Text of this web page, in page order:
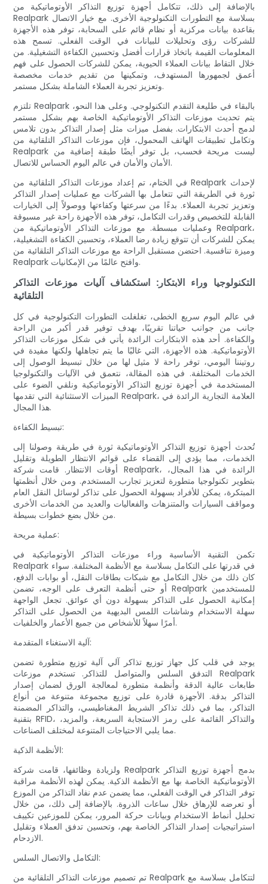
بالإضافة إلى ذلك، تتكامل أجهزة توزيع التذاكر الأوتوماتيكية من
Realpark بسلاسة مع التطورات التكنولوجية الأخرى. مع خيار الاتصال
بقاعدة بيانات مركزية أو نظام قائم على السحابة، توفر هذه الأجهزة
للشركات رؤى وتحليلات للبيانات في الوقت الفعلي. تسمح هذه
المعلومات القيمة باتخاذ قرارات أفضل وتحسين الكفاءة التشغيلية. من
خلال التقاط بيانات العملاء الحيوية، يمكن للشركات الحصول على فهم
أعمق لجمهورها المستهدف، وتمكينها من تقديم خدمات مخصصة
وتعزيز تجربة العملاء الشاملة بشكل مستمر.
تلتزم Realpark بالبقاء في طليعة التقدم التكنولوجي. وعلى هذا النحو،
يتم تحديث موزعات التذاكر الأوتوماتيكية الخاصة بهم بشكل مستمر
لدمج أحدث الابتكارات. بفضل ميزات مثل إصدار التذاكر بدون تلامس
وتكامل تطبيقات الهاتف المحمول، فإن موزعات التذاكر التلقائية من
Realpark ليست مريحة فحسب، بل توفر أيضًا طبقة إضافية من
الأمان والأمان في عالم اليوم الحساس للاتصال.
في الختام، تم إعداد موزعات التذاكر التلقائية من Realpark لإحداث
ثورة في الطريقة التي تتعامل بها الشركات مع عمليات إصدار التذاكر
وتعزيز تجربة العملاء. بدءًا من سرعتها وكفاءتها ووصولاً إلى الخيارات
القابلة للتخصيص وقدرات التكامل، توفر هذه الأجهزة راحة غير مسبوقة
وعمليات مبسطة. مع موزعات التذاكر الأوتوماتيكية من Realpark،
يمكن للشركات أن تتوقع زيادة رضا العملاء، وتحسين الكفاءة التشغيلية،
وميزة تنافسية. احتضن مستقبل الراحة مع موزعات التذاكر التلقائية من
Realpark وافتح عالمًا من الإمكانيات.
التكنولوجيا وراء الابتكار: استكشاف آليات موزعات التذاكر
التلقائية
في عالم اليوم سريع الخطى، تغلغلت التطورات التكنولوجية في كل
جانب من جوانب حياتنا تقريبًا، بهدف توفير قدر أكبر من الراحة
والكفاءة. أحد هذه الابتكارات الرائدة يأتي في شكل موزعات التذاكر
الأوتوماتيكية. هذه الأجهزة، التي غالبًا ما يتم تجاهلها ولكنها مفيدة في
روتيننا اليومي، توفر راحة لا مثيل لها من خلال تبسيط الوصول إلى
الخدمات المختلفة. في هذه المقالة، نتعمق في الآليات والتكنولوجيا
المستخدمة في أجهزة توزيع التذاكر الأوتوماتيكية ونلقي الضوء على
الميزات الاستثنائية التي تقدمها Realpark، العلامة التجارية الرائدة في
هذا المجال.
تبسيط الكفاءة:
تُحدث أجهزة توزيع التذاكر الأوتوماتيكية ثورة في طريقة وصولنا إلى
الخدمات، مما يؤدي إلى القضاء على قوائم الانتظار الطويلة وتقليل
أوقات الانتظار. قامت شركة Realpark، الرائدة في هذا المجال،
بتطوير تكنولوجيا متطورة لتعزيز تجارب المستخدم. ومن خلال أنظمتها
المبتكرة، يمكن للأفراد بسهولة الحصول على تذاكر لوسائل النقل العام
ومواقف السيارات والمتنزهات والفعاليات والعديد من الخدمات الأخرى
من خلال بضع خطوات بسيطة.
عملية مريحة:
تكمن التقنية الأساسية وراء موزعات التذاكر الأوتوماتيكية في
Realpark في قدرتها على التكامل بسلاسة مع الأنظمة المختلفة. سواء
كان ذلك من خلال التكامل مع شبكات بطاقات النقل، أو بوابات الدفع،
أو حتى أنظمة التعرف على الوجه، تضمن Realpark للمستخدمين
إمكانية الحصول على التذاكر بسهولة دون أي عوائق. تجعل الواجهة
سهلة الاستخدام وشاشات اللمس البديهية من الحصول على التذاكر
أمرًا سهلاً للأشخاص من جميع الأعمار والخلفيات.
آلية الاستغناء المتقدمة:
يوجد في قلب كل جهاز توزيع تذاكر آلي آلية توزيع متطورة تضمن
التدفق السلس والمتواصل للتذاكر. تستخدم موزعات Realpark
طابعات عالية الدقة وأنظمة متطورة لمعالجة الورق لضمان إصدار
التذاكر بدقة. الأجهزة قادرة على توزيع مجموعة متنوعة من أنواع
التذاكر، بما في ذلك تذاكر الشريط المغناطيسي، والتذاكر المضمنة
بتقنية RFID، والتذاكر القائمة على رمز الاستجابة السريعة، والمزيد،
مما يلبي الاحتياجات المتنوعة لمختلف الصناعات.
الأنظمة الذكية:
ولزيادة وظائفها، قامت شركة Realpark بدمج أجهزة توزيع التذاكر
الأوتوماتيكية الخاصة بها مع الأنظمة الذكية. يمكن لهذه الأنظمة مراقبة
توفر التذاكر في الوقت الفعلي، مما يضمن عدم نفاد التذاكر من الموزع
أو تعرضه للإرهاق خلال ساعات الذروة. بالإضافة إلى ذلك، من خلال
تحليل أنماط الاستخدام وبيانات حركة المرور، يمكن للموزعين تكييف
استراتيجيات إصدار التذاكر الخاصة بهم، وتحسين تدفق العملاء وتقليل
الازدحام.
التكامل والاتصال السلس:
تم تصميم موزعات التذاكر التلقائية من Realpark لتتكامل بسلاسة مع